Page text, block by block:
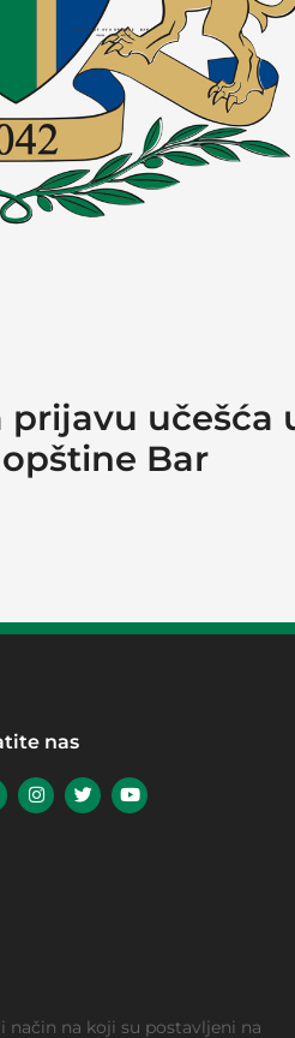
učešća
Bar
nas
način na koji su postavljeni na